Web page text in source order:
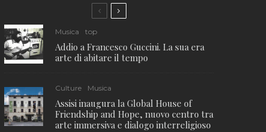
Musica top
Addio a Francesco Guccini. La sua era
arte di abitare il tempo
Culture Musica
Assisi inaugura la Global House of
Friendship and Hope, nuovo centro tra
arte immersiva e dialogo interreligioso